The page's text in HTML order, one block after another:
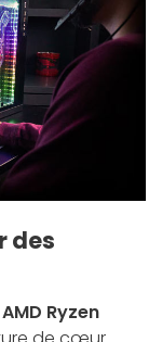
des
AMD Ryzen